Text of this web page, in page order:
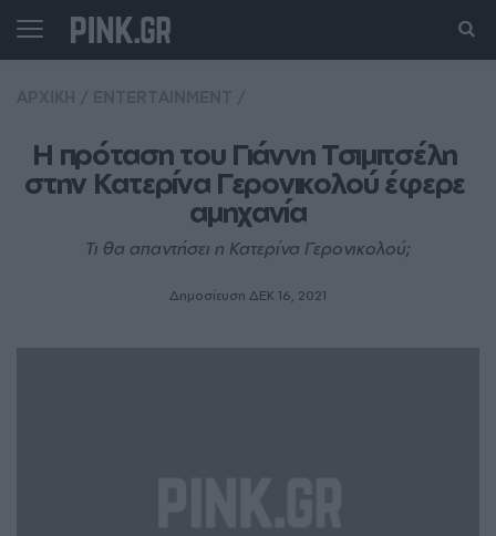
Η πρόταση του Γιάννη Τσιμιτσέλη
στην Κατερίνα Γερονικολού έφερε
αμηχανία
Τι θα απαντήσει η Κατερίνα Γερονικολού;
Δημοσίευση ΔΕΚ 16, 2021